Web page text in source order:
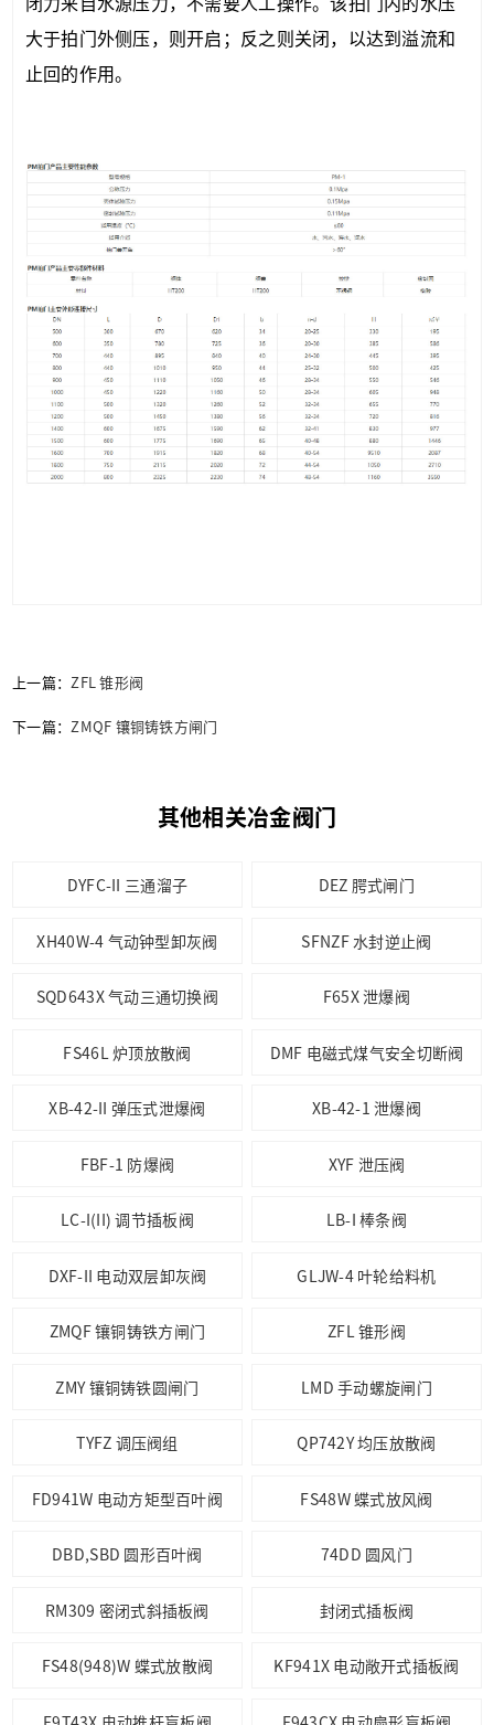
大于拍门外侧压，则开启；反之则关闭，以达到溢流和
止回的作用。
上一篇：ZFL 锥形阀
下一篇：ZMQF 镶铜铸铁方闸门
其他相关冶金阀门
DYFC-II 三通溜子 DEZ 腭式闸门
XH40W-4 气动钟型卸灰阀 SFNZF 水封逆止阀
SQD643X 气动三通切换阀 F65X 泄爆阀
FS46L 炉顶放散阀 DMF 电磁式煤气安全切断阀
XB-42-II 弹压式泄爆阀 XB-42-1 泄爆阀
FBF-1 防爆阀 XYF 泄压阀
LC-I(II) 调节插板阀 LB-I 棒条阀
DXF-II 电动双层卸灰阀 GLJW-4 叶轮给料机
ZMQF 镶铜铸铁方闸门 ZFL 锥形阀
ZMY 镶铜铸铁圆闸门 LMD 手动螺旋闸门
TYFZ 调压阀组 QP742Y 均压放散阀
FD941W 电动方矩型百叶阀 FS48W 蝶式放风阀
DBD,SBD 圆形百叶阀 74DD 圆风门
RM309 密闭式斜插板阀 封闭式插板阀
FS48(948)W 蝶式放散阀 KF941X 电动敞开式插板阀